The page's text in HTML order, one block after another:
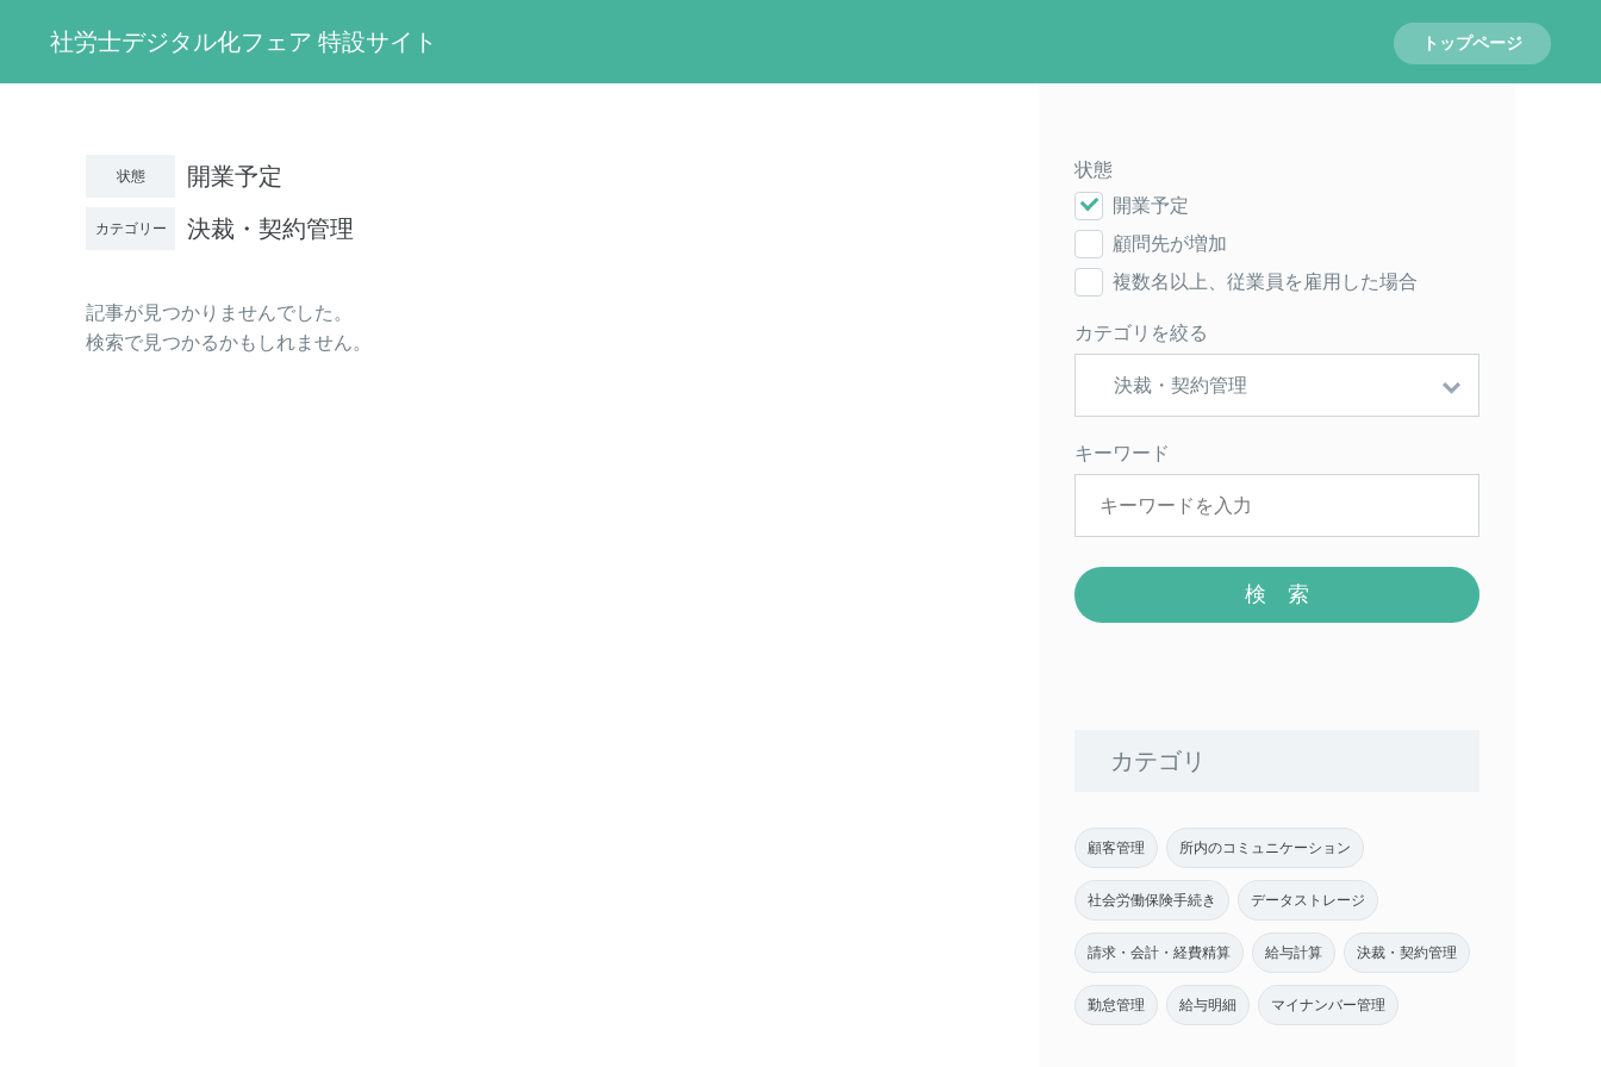
社労士デジタル化フェア 特設サイト トップページ
状態 開業予定
カテゴリー 決裁・契約管理
記事が見つかりませんでした。
検索で見つかるかもしれません。
状態
開業予定
顧問先が増加
複数名以上、従業員を雇用した場合
カテゴリを絞る
キーワード
カテゴリ
顧客管理 所内のコミュニケーション
社会労働保険手続き データストレージ
請求・会計・経費精算 給与計算 決裁・契約管理
勤怠管理 給与明細 マイナンバー管理